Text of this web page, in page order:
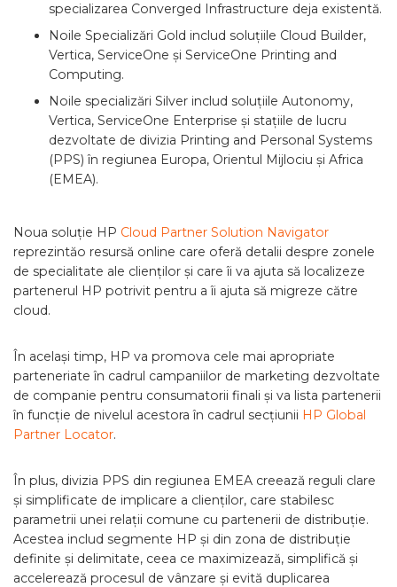
specializarea Converged Infrastructure deja existentă.
Noile Specializări Gold includ soluțiile Cloud Builder,
Vertica, ServiceOne și ServiceOne Printing and
Computing.
Noile specializări Silver includ soluțiile Autonomy,
Vertica, ServiceOne Enterprise și stațiile de lucru
dezvoltate de divizia Printing and Personal Systems
(PPS) în regiunea Europa, Orientul Mijlociu și Africa
(EMEA).
Noua soluție HP Cloud Partner Solution Navigator
reprezintăo resursă online care oferă detalii despre zonele
de specialitate ale clienților și care îi va ajuta să localizeze
partenerul HP potrivit pentru a îi ajuta să migreze către
cloud.
În același timp, HP va promova cele mai apropriate
parteneriate în cadrul campaniilor de marketing dezvoltate
de companie pentru consumatorii finali și va lista partenerii
în funcție de nivelul acestora în cadrul secțiunii HP Global
Partner Locator.
În plus, divizia PPS din regiunea EMEA creează reguli clare
și simplificate de implicare a clienților, care stabilesc
parametrii unei relații comune cu partenerii de distribuție.
Acestea includ segmente HP și din zona de distribuție
definite și delimitate, ceea ce maximizează, simplifică și
accelerează procesul de vânzare și evită duplicarea